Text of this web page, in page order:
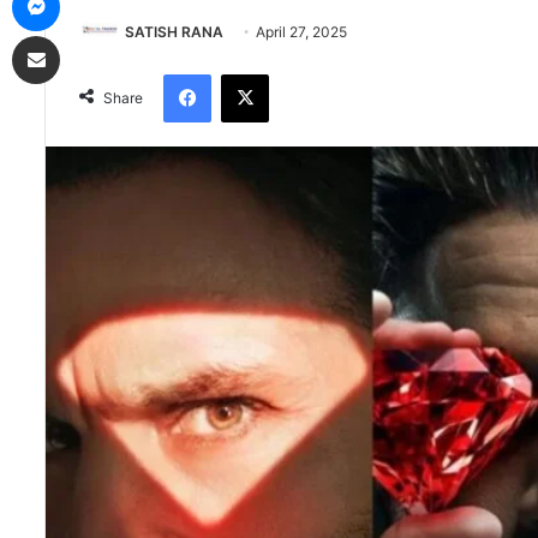
SATISH RANA April 27, 2025
Share
Facebook
X
Share via Email